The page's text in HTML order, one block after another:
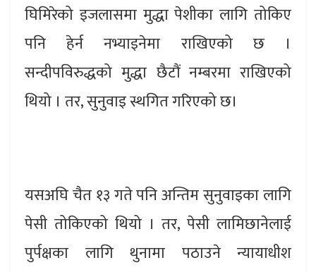
घिमिरेको इजलासमा मुद्धा पेशीका लागि तोकिए
पनि हेर्न नभ्याइनेमा राखिएको छ ।
सन्दीपविरुद्धको मुद्धा छैटौं नम्बरमा राखिएको
थियो । तर, सुनुवाइ स्थगित गरिएको छ।
यसअघि चैत १३ गते पनि अन्तिम सुनुवाइका लागि
पेसी तोकिएको थियो । तर, पेसी लामिछानेलाई
पुर्पक्षका लागि थुनामा पठाउने न्यायाधीश